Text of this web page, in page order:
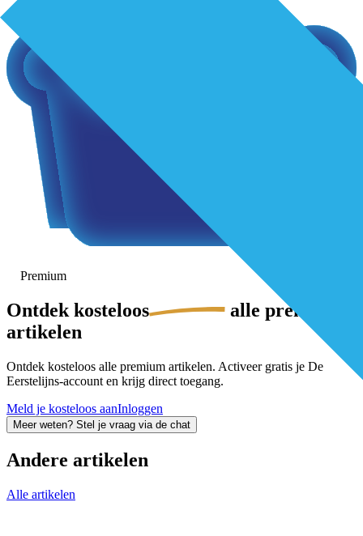
Premium
Ontdek kosteloos
alle premium-
artikelen
Ontdek kosteloos alle premium artikelen. Activeer gratis je De
Eerstelijns-account en krijg direct toegang.
Meld je kosteloos aanInloggen
Meer weten? Stel je vraag via de chat
Andere artikelen
Alle artikelen